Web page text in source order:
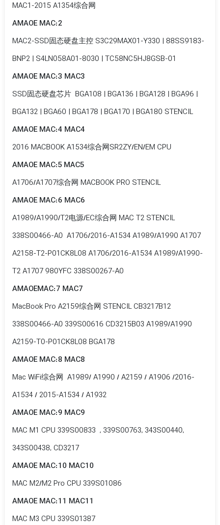
MAC1-2015 A1354综合网
AMAOE MAC:2
MAC2-SSD固态硬盘主控 S3C29MAX01-Y330 | 88SS9183-
BNP2 | S4LN058A01-8030 | TC58NC5HJ8GSB-01
AMAOE MAC:3 MAC3
SSD固态硬盘芯片 BGA108 | BGA136 | BGA128 | BGA96 |
BGA132 | BGA60 | BGA178 | BGA170 | BGA180 STENCIL
AMAOE MAC:4 MAC4
2016 MACBOOK A1534综合网SR2ZY/EN/EM CPU
AMAOE MAC:5 MAC5
A1706/A1707综合网 MACBOOK PRO STENCIL
AMAOE MAC:6 MAC6
A1989/A1990/T2电源/EC综合网 MAC T2 STENCIL
338S00466-A0 A1706/2016-A1534 A1989/A1990 A1707
A2158-T2-P01CK8L08 A1706/2016-A1534 A1989/A1990-
T2 A1707 980YFC 338S00267-A0
AMAOEMAC:7 MAC7
MacBook Pro A2159综合网 STENCIL CB3217B12
338S00466-A0 339S00616 CD3215B03 A1989/A1990
A2159-T0-P01CK8L08 BGA178
AMAOE MAC:8 MAC8
Mac WiFi综合网 A1989/ A1990 / A2159 / A1906 /2016-
A1534 / 2015-A1534 / A1932
AMAOE MAC:9 MAC9
MAC M1 CPU 339S00833 , 339S00763, 343S00440,
343S00438, CD3217
AMAOE MAC:10 MAC10
MAC M2/M2 Pro CPU 339S01086
AMAOE MAC:11 MAC11
MAC M3 CPU 339S01387